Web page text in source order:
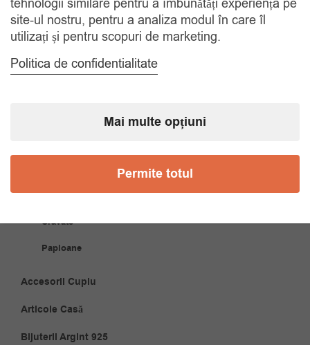
COMANDA TELEFONIC
Tel. 0770420114
Coliere
Cravate
Papioane
Accesorii Cuplu
Articole Casă
Bijuterii Argint 925
tehnologii similare pentru a îmbunătăți experiența pe
site-ul nostru, pentru a analiza modul în care îl
utilizați și pentru scopuri de marketing.
Politica de confidentialitate
Mai multe opțiuni
Permite totul